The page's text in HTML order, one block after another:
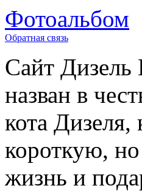
Фотоальбом
Обратная связь
Сайт Дизель
назван в
кота
короткую,
жизнь и